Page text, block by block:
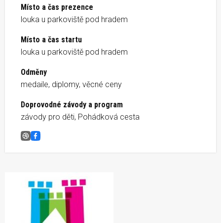
Místo a čas prezence
louka u parkoviště pod hradem
Místo a čas startu
louka u parkoviště pod hradem
Odměny
medaile, diplomy, věcné ceny
Doprovodné závody a program
závody pro děti, Pohádková cesta
Běžíme na hrad Veveří &#8211; ZRUŠENO
Facebook